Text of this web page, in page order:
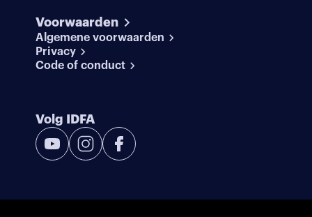
Voorwaarden
Algemene voorwaarden
Privacy
Code of conduct
Volg IDFA